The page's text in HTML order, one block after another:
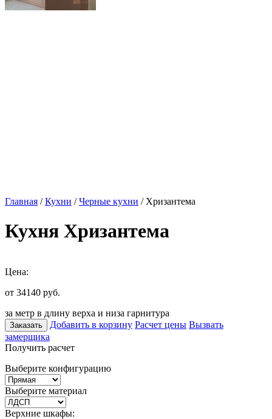
Главная /Кухни /Черные кухни / Хризантема
Кухня Хризантема
Цена:
от 34140 руб.
за метр в длину верха и низа гарнитура
Заказать Добавить в корзину Расчет цены Вызвать
замерщика
Получить расчет
Выберите конфигурацию
Выберите материал
Верхние шкафы: